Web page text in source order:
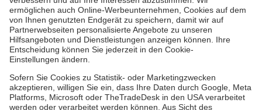
Freiwilligendienst
Johanniter-Jugend
Spendenprojekte
Kindertagesstätten